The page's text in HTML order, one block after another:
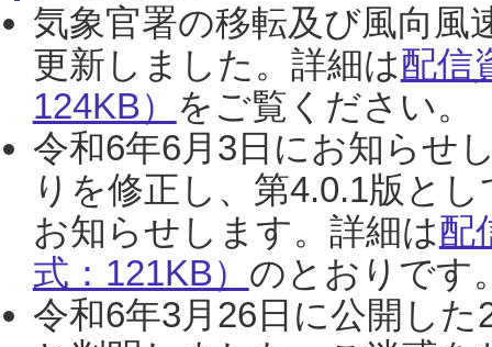
気象官署の移転及び風向風
更新しました。詳細は配信
124KB） をご覧ください。
令和6年6月3日にお知らせ
りを修正し、第4.0.1版と
お知らせします。詳細は配
式：121KB） のとおりです
令和6年3月26日に公開し